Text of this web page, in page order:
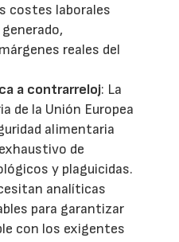
costes laborales
reales del
a contrarreloj: La
de la Unión Europea
alimentaria
de
y plaguicidas.
analíticas
para garantizar
con los exigentes